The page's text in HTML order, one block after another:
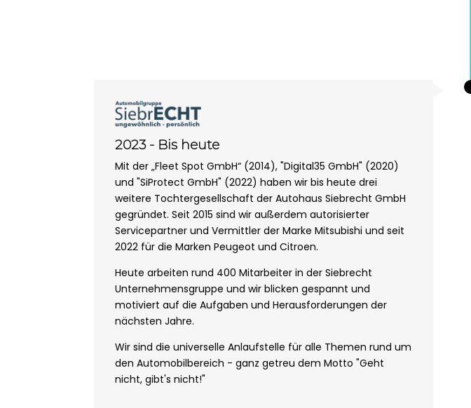
2023 - Bis heute
Mit der „Fleet Spot GmbH“ (2014), "Digital35 GmbH" (2020)
und "SiProtect GmbH" (2022) haben wir bis heute drei
weitere Tochtergesellschaft der Autohaus Siebrecht GmbH
gegründet. Seit 2015 sind wir außerdem autorisierter
Servicepartner und Vermittler der Marke Mitsubishi und seit
2022 für die Marken Peugeot und Citroen.
Heute arbeiten rund 400 Mitarbeiter in der Siebrecht
Unternehmensgruppe und wir blicken gespannt und
motiviert auf die Aufgaben und Herausforderungen der
nächsten Jahre.
Wir sind die universelle Anlaufstelle für alle Themen rund um
den Automobilbereich - ganz getreu dem Motto "Geht
nicht, gibt's nicht!"